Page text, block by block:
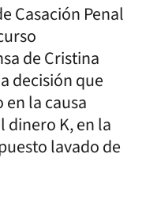
Casación Penal
de Cristina
decisión que
la causa
dinero K, en la
lavado de